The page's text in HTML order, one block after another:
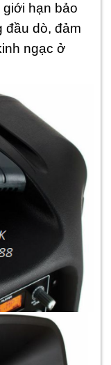
giới hạn bảo
đầu dò, đảm
ngạc ở